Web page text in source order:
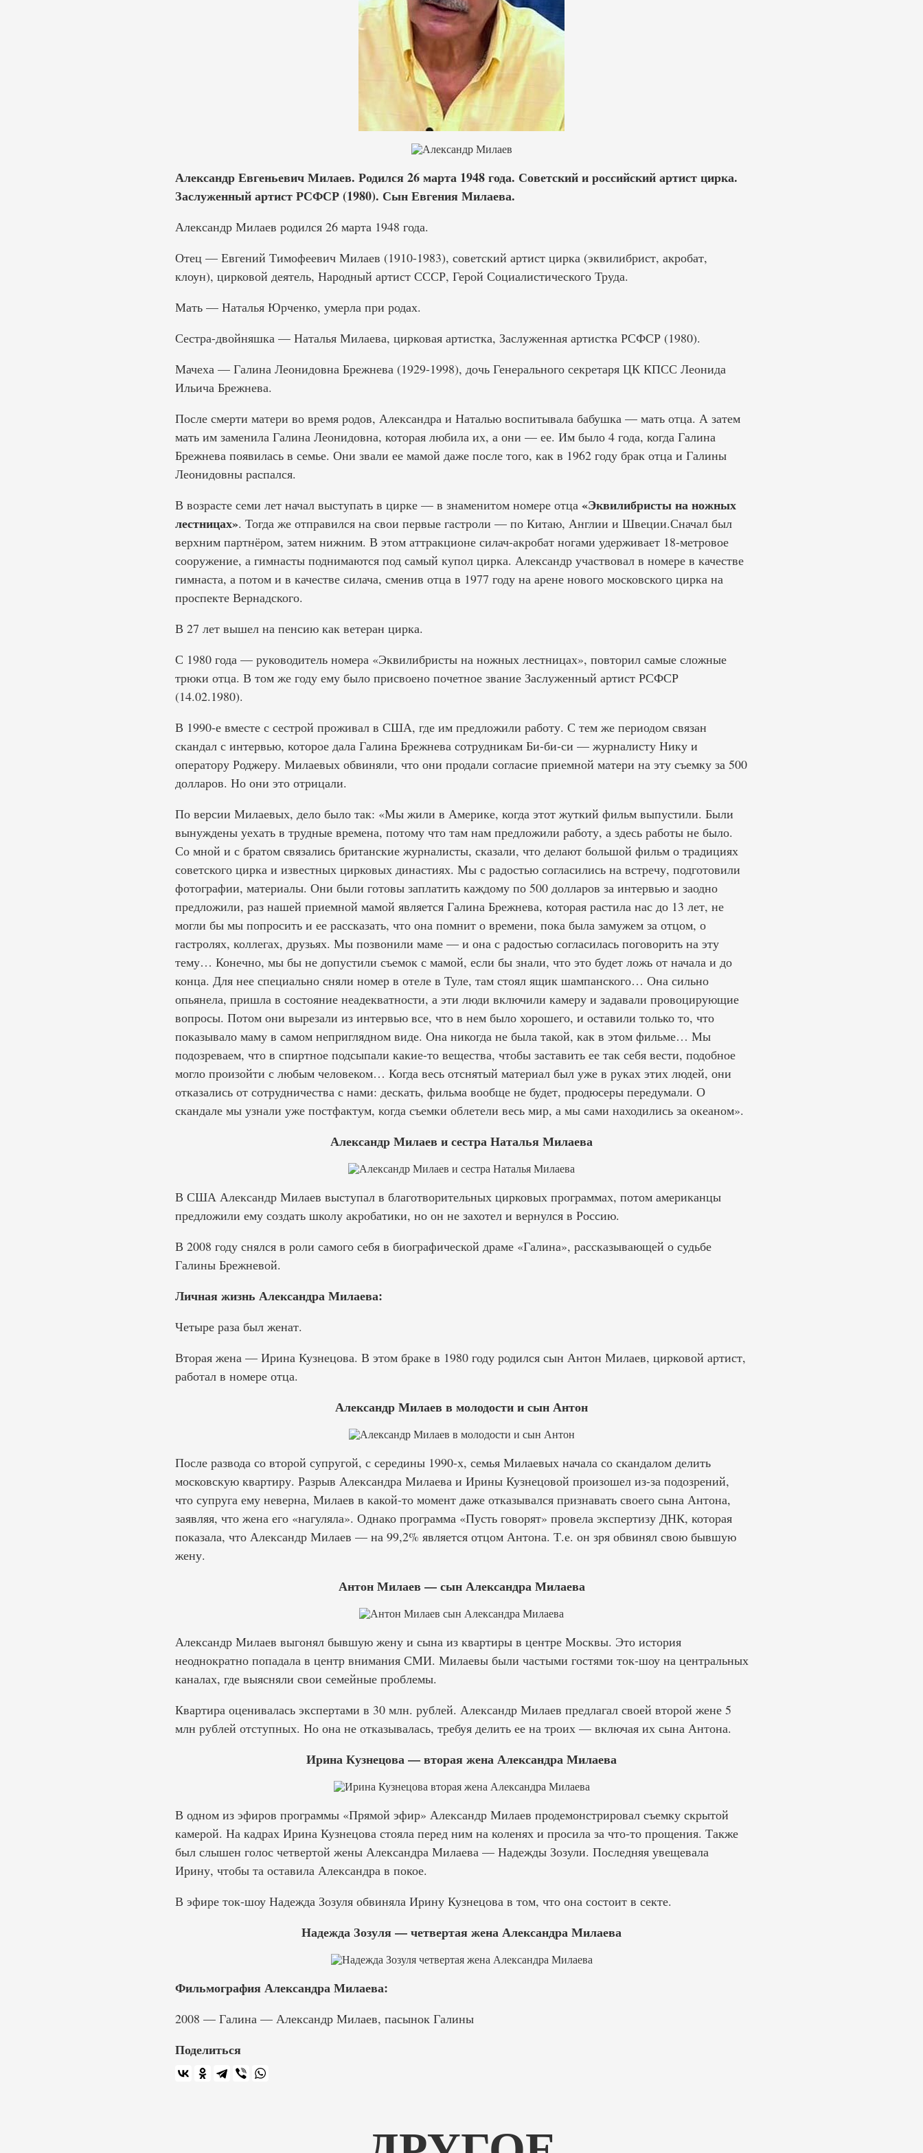
Александр Евгеньевич Милаев. Родился 26 марта 1948 года. Советский и российский артист цирка.
Заслуженный артист РСФСР (1980). Сын Евгения Милаева.
Александр Милаев родился 26 марта 1948 года.
Отец — Евгений Тимофеевич Милаев (1910-1983), советский артист цирка (эквилибрист, акробат,
клоун), цирковой деятель, Народный артист СССР, Герой Социалистического Труда.
Мать — Наталья Юрченко, умерла при родах.
Сестра-двойняшка — Наталья Милаева, цирковая артистка, Заслуженная артистка РСФСР (1980).
Мачеха — Галина Леонидовна Брежнева (1929-1998), дочь Генерального секретаря ЦК КПСС Леонида
Ильича Брежнева.
После смерти матери во время родов, Александра и Наталью воспитывала бабушка — мать отца. А затем
мать им заменила Галина Леонидовна, которая любила их, а они — ее. Им было 4 года, когда Галина
Брежнева появилась в семье. Они звали ее мамой даже после того, как в 1962 году брак отца и Галины
Леонидовны распался.
В возрасте семи лет начал выступать в цирке — в знаменитом номере отца «Эквилибристы на ножных
лестницах». Тогда же отправился на свои первые гастроли — по Китаю, Англии и Швеции.Сначал был
верхним партнёром, затем нижним. В этом аттракционе силач-акробат ногами удерживает 18-метровое
сооружение, а гимнасты поднимаются под самый купол цирка. Александр участвовал в номере в качестве
гимнаста, а потом и в качестве силача, сменив отца в 1977 году на арене нового московского цирка на
проспекте Вернадского.
В 27 лет вышел на пенсию как ветеран цирка.
С 1980 года — руководитель номера «Эквилибристы на ножных лестницах», повторил самые сложные
трюки отца. В том же году ему было присвоено почетное звание Заслуженный артист РСФСР
(14.02.1980).
В 1990-е вместе с сестрой проживал в США, где им предложили работу. С тем же периодом связан
скандал с интервью, которое дала Галина Брежнева сотрудникам Би-би-си — журналисту Нику и
оператору Роджеру. Милаевых обвиняли, что они продали согласие приемной матери на эту съемку за 500
долларов. Но они это отрицали.
По версии Милаевых, дело было так: «Мы жили в Америке, когда этот жуткий фильм выпустили. Были
вынуждены уехать в трудные времена, потому что там нам предложили работу, а здесь работы не было.
Со мной и с братом связались британские журналисты, сказали, что делают большой фильм о традициях
советского цирка и известных цирковых династиях. Мы с радостью согласились на встречу, подготовили
фотографии, материалы. Они были готовы заплатить каждому по 500 долларов за интервью и заодно
предложили, раз нашей приемной мамой является Галина Брежнева, которая растила нас до 13 лет, не
могли бы мы попросить и ее рассказать, что она помнит о времени, пока была замужем за отцом, о
гастролях, коллегах, друзьях. Мы позвонили маме — и она с радостью согласилась поговорить на эту
тему… Конечно, мы бы не допустили съемок с мамой, если бы знали, что это будет ложь от начала и до
конца. Для нее специально сняли номер в отеле в Туле, там стоял ящик шампанского… Она сильно
опьянела, пришла в состояние неадекватности, а эти люди включили камеру и задавали провоцирующие
вопросы. Потом они вырезали из интервью все, что в нем было хорошего, и оставили только то, что
показывало маму в самом неприглядном виде. Она никогда не была такой, как в этом фильме… Мы
подозреваем, что в спиртное подсыпали какие-то вещества, чтобы заставить ее так себя вести, подобное
могло произойти с любым человеком… Когда весь отснятый материал был уже в руках этих людей, они
отказались от сотрудничества с нами: дескать, фильма вообще не будет, продюсеры передумали. О
скандале мы узнали уже постфактум, когда съемки облетели весь мир, а мы сами находились за океаном».
Александр Милаев и сестра Наталья Милаева
В США Александр Милаев выступал в благотворительных цирковых программах, потом американцы
предложили ему создать школу акробатики, но он не захотел и вернулся в Россию.
В 2008 году снялся в роли самого себя в биографической драме «Галина», рассказывающей о судьбе
Галины Брежневой.
Личная жизнь Александра Милаева:
Четыре раза был женат.
Вторая жена — Ирина Кузнецова. В этом браке в 1980 году родился сын Антон Милаев, цирковой артист,
работал в номере отца.
Александр Милаев в молодости и сын Антон
После развода со второй супругой, с середины 1990-х, семья Милаевых начала со скандалом делить
московскую квартиру. Разрыв Александра Милаева и Ирины Кузнецовой произошел из-за подозрений,
что супруга ему неверна, Милаев в какой-то момент даже отказывался признавать своего сына Антона,
заявляя, что жена его «нагуляла». Однако программа «Пусть говорят» провела экспертизу ДНК, которая
показала, что Александр Милаев — на 99,2% является отцом Антона. Т.е. он зря обвинял свою бывшую
жену.
Антон Милаев — сын Александра Милаева
Александр Милаев выгонял бывшую жену и сына из квартиры в центре Москвы. Это история
неоднократно попадала в центр внимания СМИ. Милаевы были частыми гостями ток-шоу на центральных
каналах, где выясняли свои семейные проблемы.
Квартира оценивалась экспертами в 30 млн. рублей. Александр Милаев предлагал своей второй жене 5
млн рублей отступных. Но она не отказывалась, требуя делить ее на троих — включая их сына Антона.
Ирина Кузнецова — вторая жена Александра Милаева
В одном из эфиров программы «Прямой эфир» Александр Милаев продемонстрировал съемку скрытой
камерой. На кадрах Ирина Кузнецова стояла перед ним на коленях и просила за что-то прощения. Также
был слышен голос четвертой жены Александра Милаева — Надежды Зозули. Последняя увещевала
Ирину, чтобы та оставила Александра в покое.
В эфире ток-шоу Надежда Зозуля обвиняла Ирину Кузнецова в том, что она состоит в секте.
Надежда Зозуля — четвертая жена Александра Милаева
Фильмография Александра Милаева:
2008 — Галина — Александр Милаев, пасынок Галины
Поделиться